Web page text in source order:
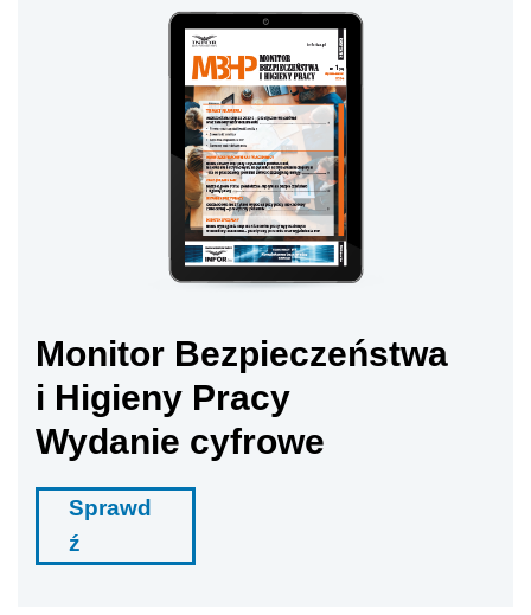
Monitor Bezpieczeństwa
i Higieny Pracy
Wydanie cyfrowe
Sprawd
ź